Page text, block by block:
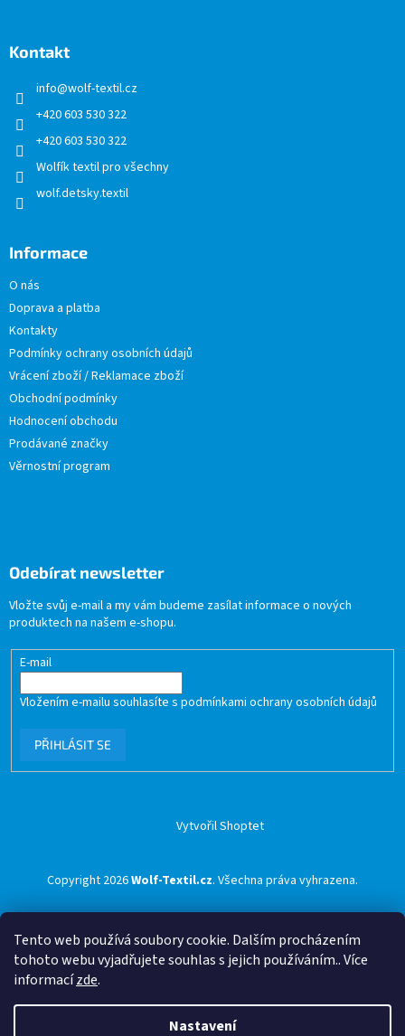
Tento web používá soubory cookie. Dalším procházením
tohoto webu vyjadřujete souhlas s jejich používáním.. Více
informacízde.
Nastavení
Kontakt
info@wolf-textil.cz
+420 603 530 322
+420 603 530 322
Wolfík textil pro všechny
wolf.detsky.textil
Informace
O nás
Doprava a platba
Kontakty
Podmínky ochrany osobních údajů
Vrácení zboží / Reklamace zboží
Obchodní podmínky
Hodnocení obchodu
Prodávané značky
Věrnostní program
Odebírat newsletter
Vložte svůj e-mail a my vám budeme zasílat informace o nových
produktech na našem e-shopu.
E-mail
Vložením e-mailu souhlasíte s podmínkami ochrany osobních údajů
PŘIHLÁSIT SE
Vytvořil Shoptet
Copyright 2026Wolf-Textil.cz. Všechna práva vyhrazena.